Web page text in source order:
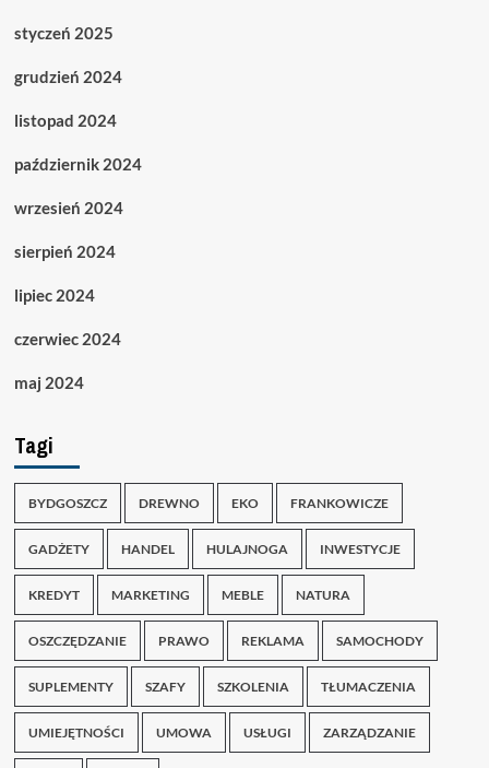
styczeń 2025
grudzień 2024
listopad 2024
październik 2024
wrzesień 2024
sierpień 2024
lipiec 2024
czerwiec 2024
maj 2024
Tagi
BYDGOSZCZ DREWNO EKO FRANKOWICZE
GADŻETY HANDEL HULAJNOGA INWESTYCJE
KREDYT MARKETING MEBLE NATURA
OSZCZĘDZANIE PRAWO REKLAMA SAMOCHODY
SUPLEMENTY SZAFY SZKOLENIA TŁUMACZENIA
UMIEJĘTNOŚCI UMOWA USŁUGI ZARZĄDZANIE